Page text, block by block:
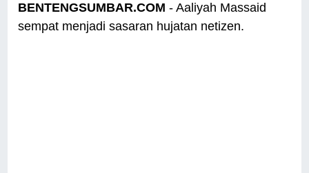
BENTENGSUMBAR.COM - Aaliyah Massaid
sempat menjadi sasaran hujatan netizen.